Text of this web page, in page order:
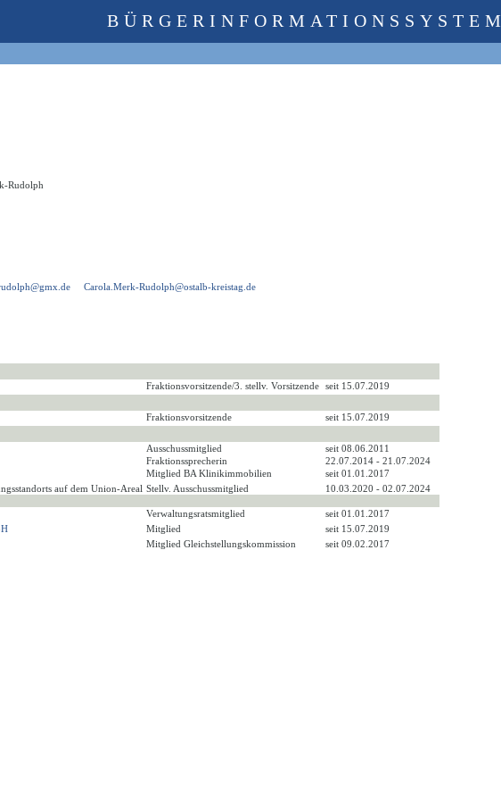
BÜRGERINFORMATIONSSYSTEM
Rudolph
Carola.Merk-Rudolph@ostalb-kreistag.de
Fraktionsvorsitzende/3. stellv. Vorsitzende seit 15.07.2019
Fraktionsvorsitzende seit 15.07.2019
Ausschussmitglied
seit 08.06.2011
Fraktionssprecherin
22.07.2014 - 21.07.2024
Mitglied BA Klinikimmobilien
seit 01.01.2017
auf dem Union-Areal Stellv. Ausschussmitglied 10.03.2020 - 02.07.2024
Verwaltungsratsmitglied
seit 01.01.2017
Mitglied
seit 15.07.2019
Mitglied Gleichstellungskommission seit 09.02.2017